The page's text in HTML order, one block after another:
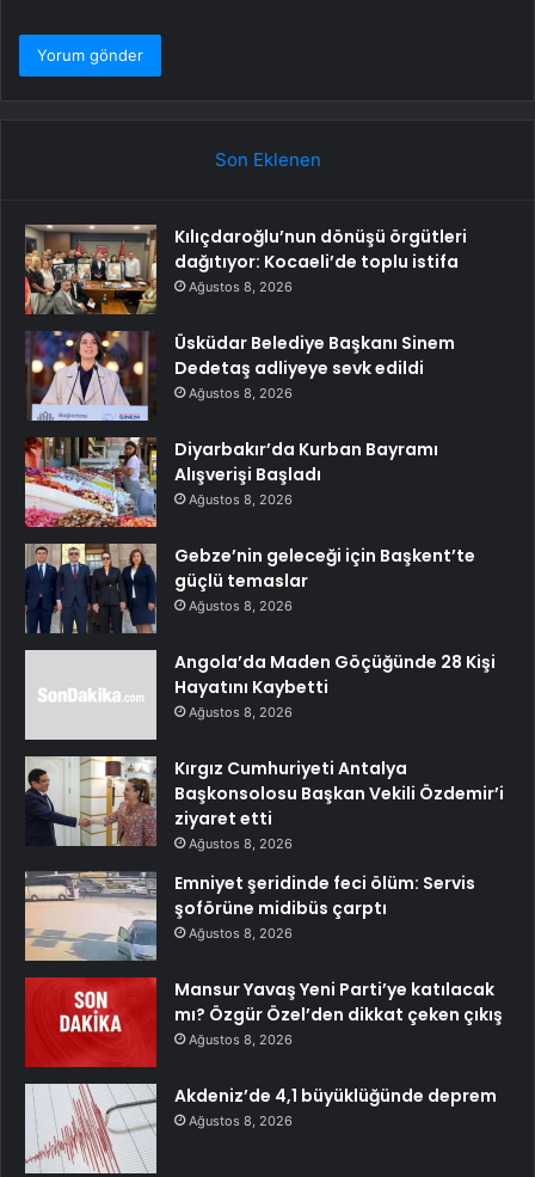
Son Eklenen
Kılıçdaroğlu’nun dönüşü örgütleri
dağıtıyor: Kocaeli’de toplu istifa
Ağustos 8, 2026
Üsküdar Belediye Başkanı Sinem
Dedetaş adliyeye sevk edildi
Ağustos 8, 2026
Diyarbakır’da Kurban Bayramı
Alışverişi Başladı
Ağustos 8, 2026
Gebze’nin geleceği için Başkent’te
güçlü temaslar
Ağustos 8, 2026
Angola’da Maden Göçüğünde 28 Kişi
Hayatını Kaybetti
Ağustos 8, 2026
Kırgız Cumhuriyeti Antalya
Başkonsolosu Başkan Vekili Özdemir’i
ziyaret etti
Ağustos 8, 2026
Emniyet şeridinde feci ölüm: Servis
şoförüne midibüs çarptı
Ağustos 8, 2026
Mansur Yavaş Yeni Parti’ye katılacak
mı? Özgür Özel’den dikkat çeken çıkış
Ağustos 8, 2026
Akdeniz’de 4,1 büyüklüğünde deprem
Ağustos 8, 2026